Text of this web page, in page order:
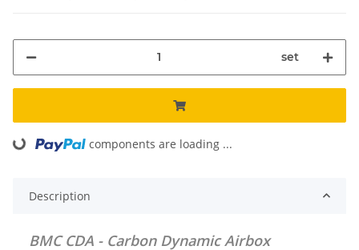
set
components are loading ...
Description
BMC CDA - Carbon Dynamic Airbox